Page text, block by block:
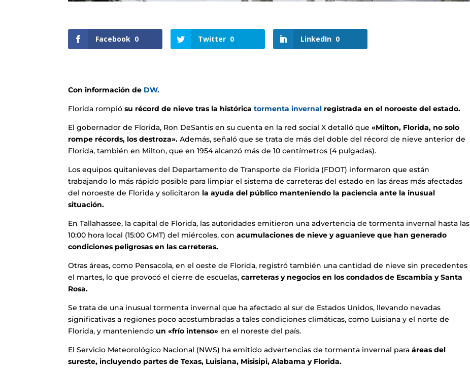
Facebook 0 Twitter 0 LinkedIn 0
Con información de DW.
Florida rompiósu récord de nieve tras la históricatormenta invernal registrada en el noroeste del estado.
El gobernador de Florida, Ron DeSantis en su cuenta en la red social X detalló que«Milton, Florida, no solo
rompe récords, los destroza». Además, señaló que se trata de más del doble del récord de nieve anterior de
Florida, también en Milton, que en 1954 alcanzó más de 10 centímetros (4 pulgadas).
Los equipos quitanieves del Departamento de Transporte de Florida (FDOT) informaron que están
trabajando lo más rápido posible para limpiar el sistema de carreteras del estado en las áreas más afectadas
del noroeste de Florida y solicitaron la ayuda del público manteniendo la paciencia ante la inusual
situación.
En Tallahassee, la capital de Florida, las autoridades emitieron una advertencia de tormenta invernal hasta las
10:00 hora local (15:00 GMT) del miércoles, conacumulaciones de nieve y aguanieve que han generado
condiciones peligrosas en las carreteras.
Otras áreas, como Pensacola, en el oeste de Florida, registró también una cantidad de nieve sin precedentes
el martes, lo que provocó el cierre de escuelas,carreteras y negocios en los condados de Escambia y Santa
Rosa.
Se trata de una inusual tormenta invernal que ha afectado al sur de Estados Unidos, llevando nevadas
significativas a regiones poco acostumbradas a tales condiciones climáticas, como Luisiana y el norte de
Florida, y manteniendo un «frío intenso» en el noreste del país.
El Servicio Meteorológico Nacional (NWS) ha emitido advertencias de tormenta invernal para áreas del
sureste, incluyendo partes de Texas, Luisiana, Misisipi, Alabama y Florida.